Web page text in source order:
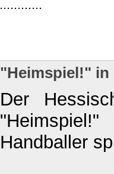
"Heimspiel!" in
Der
Handballer